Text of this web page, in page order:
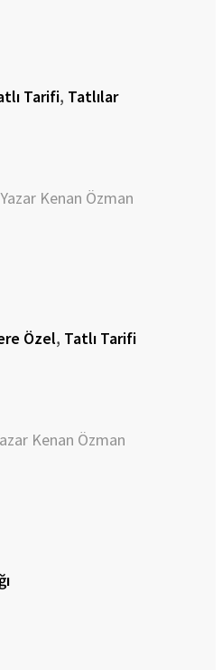
Tarifi, Tatlılar
Yazar Kenan Özman
Özel, Tatlı Tarifi
Kenan Özman